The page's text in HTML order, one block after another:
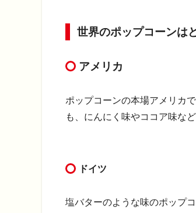
世界のポップコーンは
アメリカ
ポップコーンの本場アメリカ
も、にんにく味やココア味な
ドイツ
塩バターのような味のポップ